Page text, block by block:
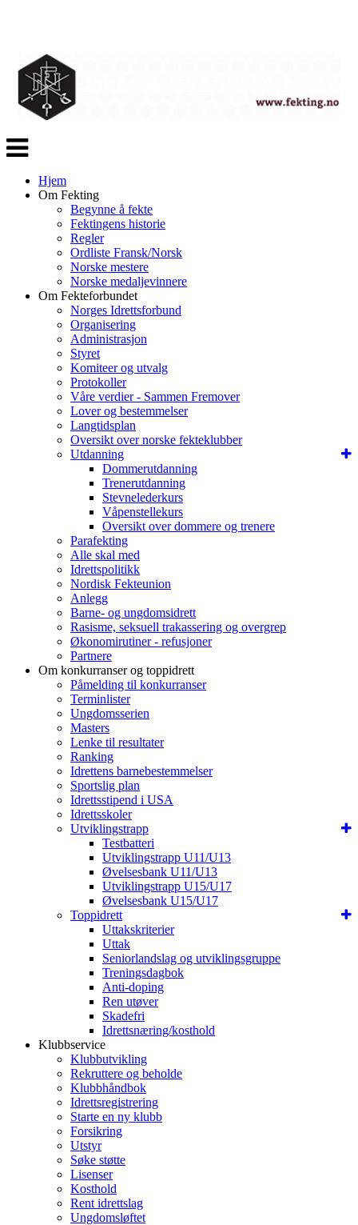
Veksle
navigasjon
Hjem
Om Fekting
Begynne å fekte
Fektingens historie
Regler
Ordliste Fransk/Norsk
Norske mestere
Norske medaljevinnere
Om Fekteforbundet
Norges Idrettsforbund
Organisering
Administrasjon
Styret
Komiteer og utvalg
Protokoller
Våre verdier - Sammen Fremover
Lover og bestemmelser
Langtidsplan
Oversikt over norske fekteklubber
Utdanning
Dommerutdanning
Trenerutdanning
Stevnelederkurs
Våpenstellekurs
Oversikt over dommere og trenere
Parafekting
Alle skal med
Idrettspolitikk
Nordisk Fekteunion
Anlegg
Barne- og ungdomsidrett
Rasisme, seksuell trakassering og overgrep
Økonomirutiner - refusjoner
Partnere
Om konkurranser og toppidrett
Påmelding til konkurranser
Terminlister
Ungdomsserien
Masters
Lenke til resultater
Ranking
Idrettens barnebestemmelser
Sportslig plan
Idrettsstipend i USA
Idrettsskoler
Utviklingstrapp
Testbatteri
Utviklingstrapp U11/U13
Øvelsesbank U11/U13
Utviklingstrapp U15/U17
Øvelsesbank U15/U17
Toppidrett
Uttakskriterier
Uttak
Seniorlandslag og utviklingsgruppe
Treningsdagbok
Anti-doping
Ren utøver
Skadefri
Idrettsnæring/kosthold
Klubbservice
Klubbutvikling
Rekruttere og beholde
Klubbhåndbok
Idrettsregistrering
Starte en ny klubb
Forsikring
Utstyr
Søke støtte
Lisenser
Kosthold
Rent idrettslag
Ungdomsløftet